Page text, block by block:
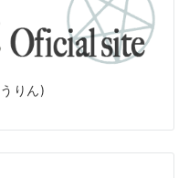
りん)